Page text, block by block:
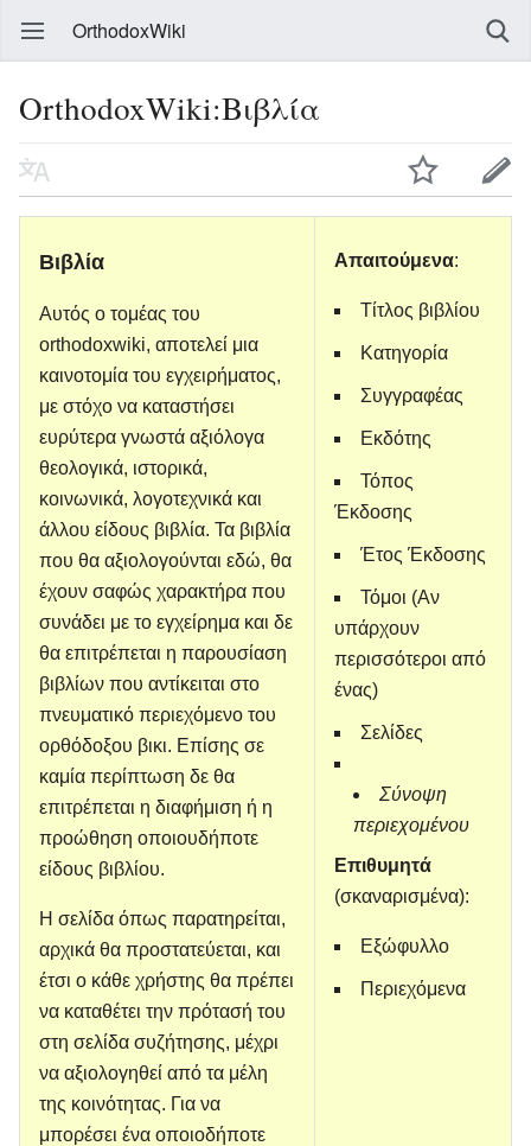
OrthodoxWiki
OrthodoxWiki:Βιβλία
Βιβλία
Αυτός ο τομέας του
orthodoxwiki, αποτελεί μια
καινοτομία του εγχειρήματος,
με στόχο να καταστήσει
ευρύτερα γνωστά αξιόλογα
θεολογικά, ιστορικά,
κοινωνικά, λογοτεχνικά και
άλλου είδους βιβλία. Τα βιβλία
που θα αξιολογούνται εδώ, θα
έχουν σαφώς χαρακτήρα που
συνάδει με το εγχείρημα και δε
θα επιτρέπεται η παρουσίαση
βιβλίων που αντίκειται στο
πνευματικό περιεχόμενο του
ορθόδοξου βικι. Επίσης σε
καμία περίπτωση δε θα
επιτρέπεται η διαφήμιση ή η
προώθηση οποιουδήποτε
είδους βιβλίου.
Η σελίδα όπως παρατηρείται,
αρχικά θα προστατεύεται, και
έτσι ο κάθε χρήστης θα πρέπει
να καταθέτει την πρότασή του
στη σελίδα συζήτησης, μέχρι
να αξιολογηθεί από τα μέλη
της κοινότητας. Για να
μπορέσει ένα οποιοδήποτε
Απαιτούμενα:
Τίτλος βιβλίου
Κατηγορία
Συγγραφέας
Εκδότης
Τόπος
Έκδοσης
Έτος Έκδοσης
Τόμοι (Αν
υπάρχουν
περισσότεροι από
ένας)
Σελίδες
Σύνοψη
περιεχομένου
Επιθυμητά
(σκαναρισμένα):
Εξώφυλλο
Περιεχόμενα